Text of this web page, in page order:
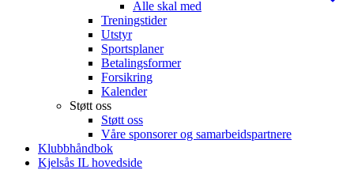
Alle skal med
Treningstider
Utstyr
Sportsplaner
Betalingsformer
Forsikring
Kalender
Støtt oss
Støtt oss
Våre sponsorer og samarbeidspartnere
Klubbhåndbok
Kjelsås IL hovedside